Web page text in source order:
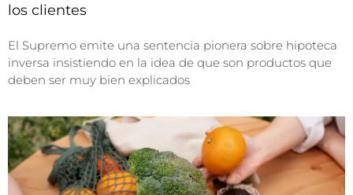
los clientes
El Supremo emite una sentencia pionera sobre hipoteca
inversa insistiendo en la idea de que son productos que
deben ser muy bien explicados